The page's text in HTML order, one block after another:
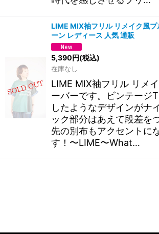
LIME MIX袖フリル リメイク風プ
ーン レディース 人気 通販
5,390円(税込)
在庫なし
LIME MIX袖フリル リメ
ーバーです。ビンテージ
したようなデザインがナ
ック部分はあえて段差を
先の別布もアクセントに
す！〜LIME〜What…